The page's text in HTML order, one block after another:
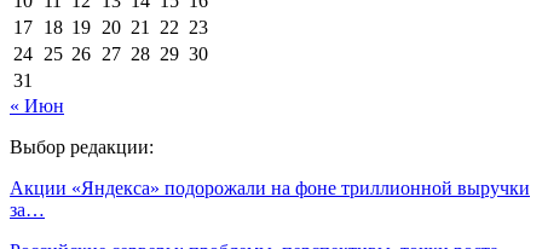
17 18 19 20 21 22 23
24 25 26 27 28 29 30
31
« Июн
Выбор редакции:
Акции «Яндекса» подорожали на фоне триллионной выручки
за…